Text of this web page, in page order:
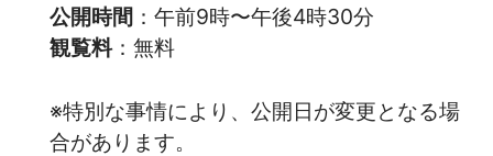
公開時間 ：午前9時〜午後4時30分
観覧料：無料
※特別な事情により、公開日が変更となる場
合があります。